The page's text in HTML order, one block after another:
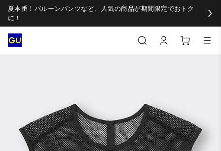
夏本番！バルーンパンツなど、人気の商品が期間限定でおトク
に！